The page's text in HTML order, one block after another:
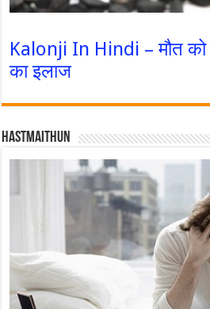
Kalonji In Hindi – मौत को
का इलाज
Hastmaithun